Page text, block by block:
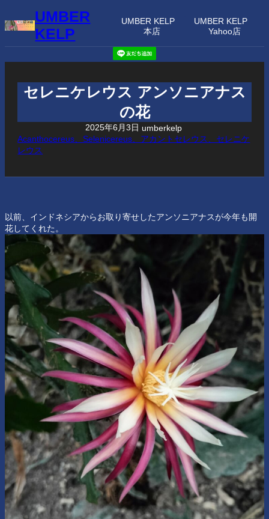
容
を
UMBER
KELP
UMBER KELP
本店
UMBER KELP
Yahoo店
セレニケレウス アンソニアナス
の花
2025年6月3日 umberkelp
Acanthocereus、Selenicereus、アカントセレウス、セレニケ
レウス
以前、インドネシアからお取り寄せしたアンソニアナスが今年も開
花してくれた。